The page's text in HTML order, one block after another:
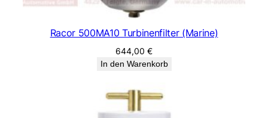
Racor 500MA10 Turbinenfilter (Marine)
644,00 €
In den Warenkorb